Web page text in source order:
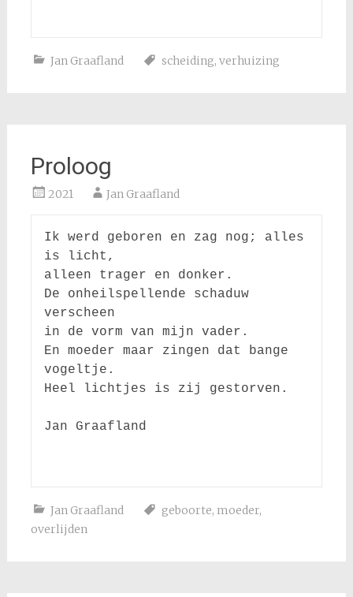
Jan Graafland scheiding, verhuizing
Proloog
2021 Jan Graafland
Ik werd geboren en zag nog; alles
is licht,
alleen trager en donker.
De onheilspellende schaduw
verscheen
in de vorm van mijn vader.
En moeder maar zingen dat bange
vogeltje.
Heel lichtjes is zij gestorven.
Jan Graafland
Jan Graafland geboorte, moeder,
overlijden